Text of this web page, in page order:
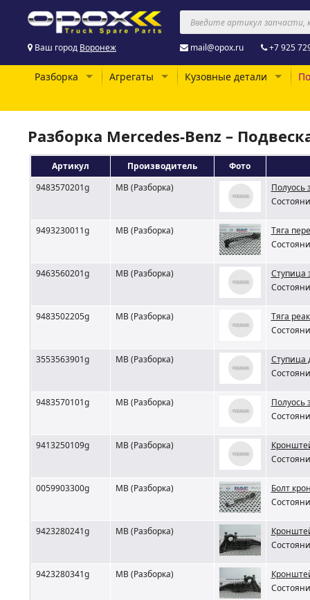
Ваш город Воронеж mail@opox.ru +7 925
Разборка Агрегаты Кузовные детали
Разборка Mercedes-Benz –
Артикул Производитель
Фото
9483570201g
MB (Разборка)
Полуось
9493230011g MB (Разборка)
Тяга
9463560201g MB (Разборка)
Ступица
9483502205g MB (Разборка)
Тяга
3553563901g MB (Разборка)
Ступица
9483570101g MB (Разборка)
Полуось
9413250109g MB (Разборка)
0059903300g MB (Разборка)
Болт
9423280241g MB (Разборка)
9423280341g MB (Разборка)